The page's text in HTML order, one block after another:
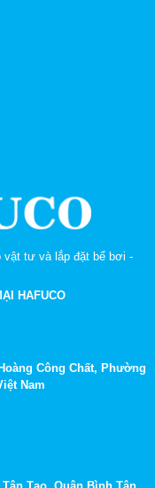
vật tư và lắp đặt bể bơi -
HAFUCO
Công Chất, Phường
Nam